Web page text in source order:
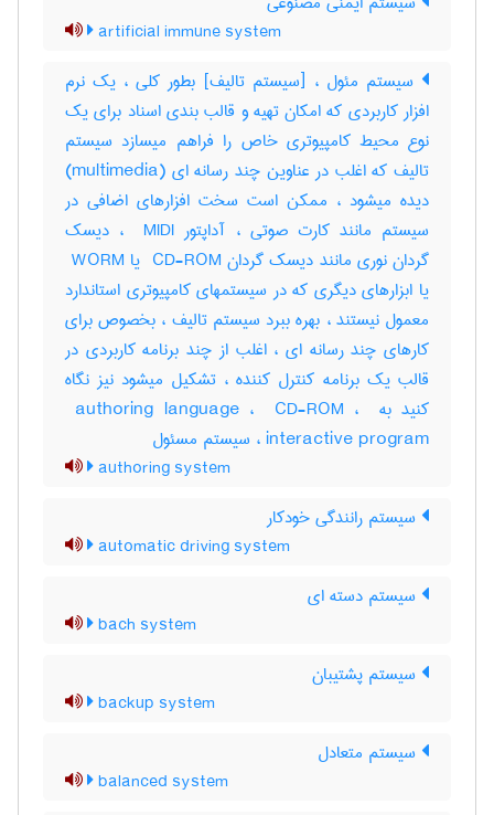
artificial immune system
سیستم مئول ، [سیستم تالیف] بطور کلی ، یک نرم
افزار کاربردی که امکان تهیه و قالب بندی اسناد برای یک
نوع محیط کامپیوتری خاص را فراهم میسازد سیستم
تالیف که اغلب در عناوین چند رسانه ای (‎multimedia)
دیده میشود ، ممکن است سخت افزارهای اضافی در
سیستم مانند کارت صوتی ، آداپتور ‎ MIDI ، دیسک
گردان نوری مانند دیسک گردان ‎ CD-ROM یا ‎ WORM
یا ابزارهای دیگری که در سیستمهای کامپیوتری استاندارد
معمول نیستند ، بهره ببرد سیستم تالیف ، بخصوص برای
کارهای چند رسانه ای ، اغلب از چند برنامه کاربردی در
قالب یک برنامه کنترل کننده ، تشکیل میشود نیز نگاه
کنید به ‎ authoring language ، ‎ CD-ROM ، ‎
interactive program ، سیستم مسئول
authoring system
سیستم رانندگی خودکار
automatic driving system
سیستم دسته ای
bach system
سیستم پشتیبان
backup system
سیستم متعادل
balanced system